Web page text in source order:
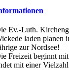
Ev.-Luth.
laden planen
zur Nordsee!
Freizeit beginnt
mit einer